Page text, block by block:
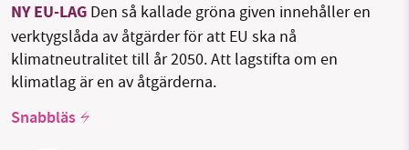
Sök Sparade inlägg
NY EU-LAG Den så kallade gröna given innehåller en
verktygslåda av åtgärder för att EU ska nå
klimatneutralitet till år 2050. Att lagstifta om en
klimatlag är en av åtgärderna.
Snabbläs